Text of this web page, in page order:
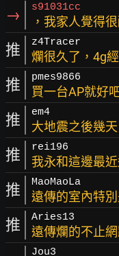
→ s91031cc
，我家人覺得
推 z4Tracer
爛很久了，4g
推 pmes9866
買一台AP就好
推 em4
大地震之後幾
推 rei196
我永和這邊最
推 MaoMaoLa
遠傳的室內特
推 Aries13
遠傳爛的不止
Jou3